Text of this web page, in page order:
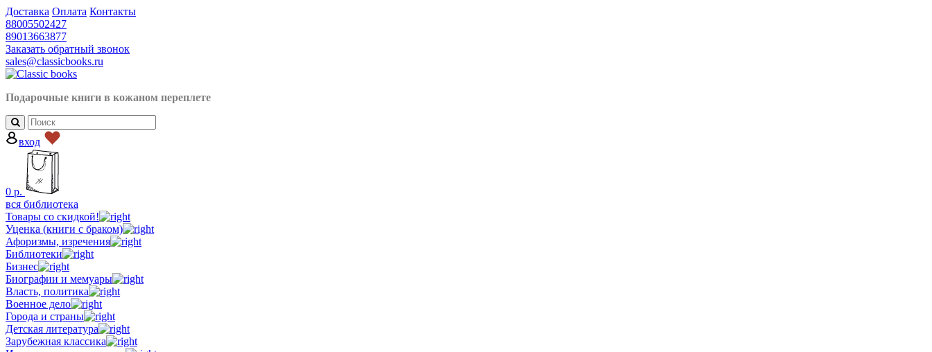
Доставка Оплата Контакты
88005502427
89013663877
Заказать обратный звонок
sales@classicbooks.ru
Подарочные книги в кожаном переплете
вход
0 р.
вся библиотека
Товары со скидкой!
Уценка (книги с браком)
Афоризмы, изречения
Библиотеки
Бизнес
Биографии и мемуары
Власть, политика
Военное дело
Города и страны
Детская литература
Зарубежная классика